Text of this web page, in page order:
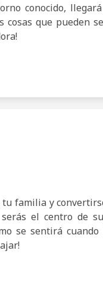
conocido,
cosas que pueden
familia y
el centro de
se sentirá